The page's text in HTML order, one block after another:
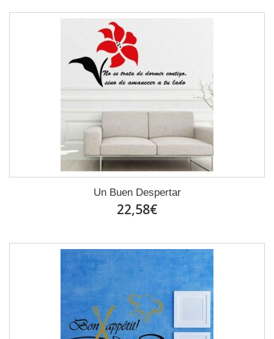
Un Buen Despertar
22,58€